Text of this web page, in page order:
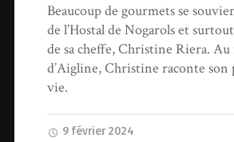
Beaucoup de gourmets se
de l’Hostal de Nogarols et
de sa cheffe, Christine Riera.
d’Aigline, Christine raconte son
vie.
9 février 2024